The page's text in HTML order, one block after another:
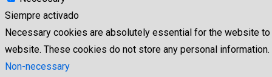
Siempre activado
Necessary cookies are absolutely essential for the website
website. These cookies do not store any personal information.
Non-necessary